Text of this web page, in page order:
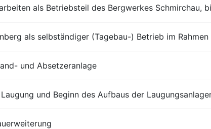
als Betriebsteil des Bergwerkes Schmirchau,
als selbständiger (Tagebau-) Betrieb im
und Absetzeranlage
und Beginn des Aufbaus der